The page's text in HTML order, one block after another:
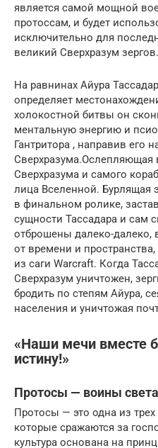
является самой мощной
протоссам, и будет
исключительно для
великий Сверхразум зергов.
На равнинах Айура
определяет
холокостной битвы он
ментальную энергию и
Гантритора , направив его
Сверхразума.Ослепляющая
Сверхразума и самого
лица Вселенной. Бурлящая
в финальном ролике,
сущности Тассадара и сам
отброшены далеко-далеко,
от времени и
из саги Warcraft. Когда
Сверхразум уничтожен,
бродить по степям Айура,
населения и уничтожая
«Наши мечи вместе
истину!»
Протосы — воины света
Протосы — это одна из
которые сражаются за
культура основана на